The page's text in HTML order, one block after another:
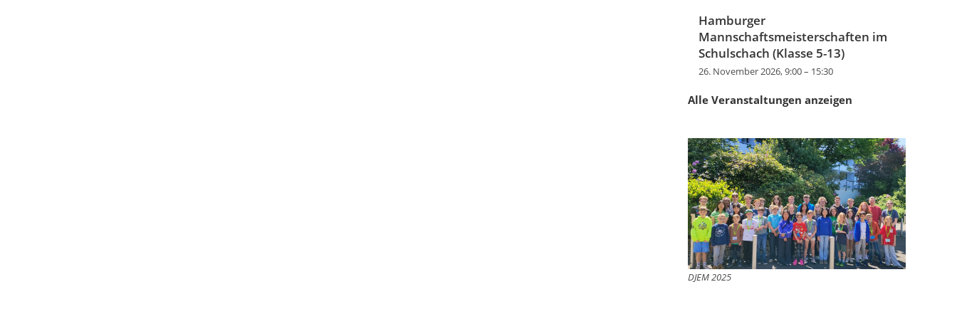
Hamburger
Mannschaftsmeisterschaften im
Schulschach (Klasse 5-13)
26. November 2026, 9:00– 15:30
Alle Veranstaltungen anzeigen
DJEM 2025